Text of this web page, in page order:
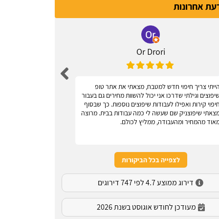
אחרונות
Or Drori
הייתי צריך חיפוי חדש למטבח, מצאתי את אתר טופ
שיפוצים וגילתי שדרכו אני יכול להשוות מחירים גם בעבור
חיפוי קירות ואפילו לעבודות שיפוצים נוספות. כך שבסוף
שיפוצניק שם שעשה לי כמה עבודות בבית. מרוצה
מהמחיר ומהעבודה, ממליץ לכולם.
לצפייה בכל הביקורות
דירוג ממוצע 4.7 לפי 747 דירוגים
מעודכן לחודש אוגוסט בשנת 2026